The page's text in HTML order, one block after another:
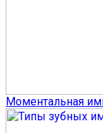
Моментальная